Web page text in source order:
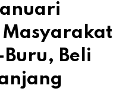
Buru, Beli